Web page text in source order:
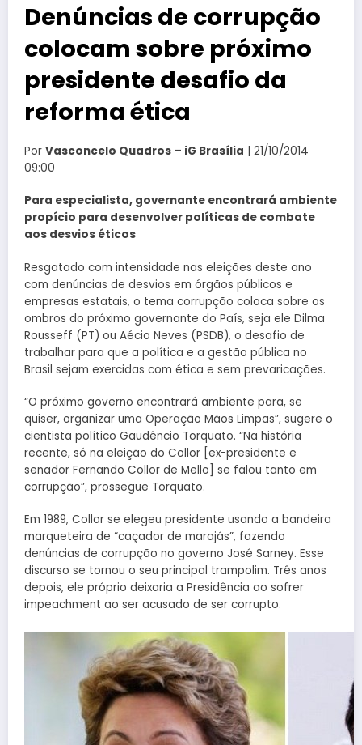
Denúncias de corrupção
colocam sobre próximo
presidente desafio da
reforma ética
Por Vasconcelo Quadros – iG Brasília | 21/10/2014
09:00
Para especialista, governante encontrará ambiente
propício para desenvolver políticas de combate
aos desvios éticos
Resgatado com intensidade nas eleições deste ano
com denúncias de desvios em órgãos públicos e
empresas estatais, o tema corrupção coloca sobre os
ombros do próximo governante do País, seja ele Dilma
Rousseff (PT) ou Aécio Neves (PSDB), o desafio de
trabalhar para que a política e a gestão pública no
Brasil sejam exercidas com ética e sem prevaricações.
“O próximo governo encontrará ambiente para, se
quiser, organizar uma Operação Mãos Limpas”, sugere o
cientista político Gaudêncio Torquato. “Na história
recente, só na eleição do Collor [ex-presidente e
senador Fernando Collor de Mello] se falou tanto em
corrupção”, prossegue Torquato.
Em 1989, Collor se elegeu presidente usando a bandeira
marqueteira de “caçador de marajás”, fazendo
denúncias de corrupção no governo José Sarney. Esse
discurso se tornou o seu principal trampolim. Três anos
depois, ele próprio deixaria a Presidência ao sofrer
impeachment ao ser acusado de ser corrupto.